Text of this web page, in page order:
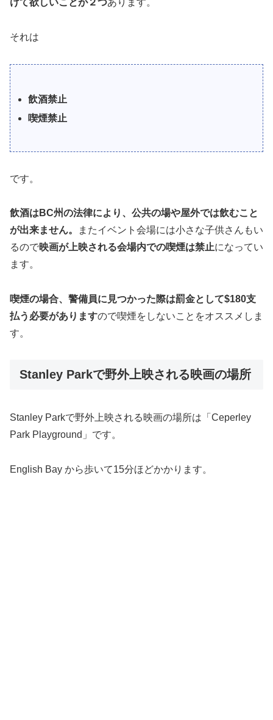
けて欲しいことが２つあります。
それは
飲酒禁止
喫煙禁止
です。
飲酒はBC州の法律により、公共の場や屋外では飲むこと
が出来ません。
またイベント会場には小さな子供さんもい
るので映画が上映される会場内での喫煙は禁止になってい
ます。
喫煙の場合、警備員に見つかった際は罰金として$180支
払う必要がありますので喫煙をしないことをオススメしま
す。
Stanley Parkで野外上映される映画の場所
Stanley Parkで野外上映される映画の場所は「Ceperley
Park Playground」です。
English Bay から歩いて15分ほどかかります。